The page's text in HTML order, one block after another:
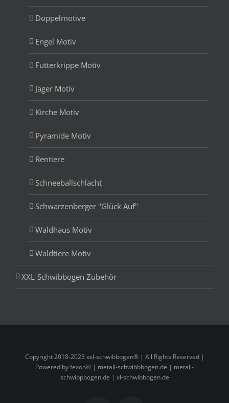
Doppelmotive
Engel Motiv
Futterkrippe Motiv
Jäger Motiv
Kirche Motiv
Pyramide Motiv
Rentiere
Schneeballschlacht
Schwarzenberger "Glück Auf"
Waldhaus Motiv
Waldtiere Motiv
XXL-Schwibbogen Zubehör
Copyright 2018-2023 xxl-schwibbogen® | All Rights Reserved |
Powered by fexon® | metall-schwibbbogen.de | metall-
schwippbogen.de | xl-schwibbogen.de